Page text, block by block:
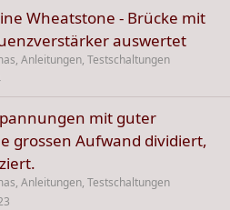
Wheatstone - Brücke mit
auswertet
Anleitungen, Testschaltungen
mit guter
grossen Aufwand dividiert,
Anleitungen, Testschaltungen